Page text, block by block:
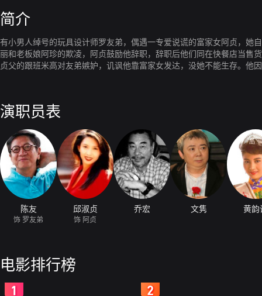
简介
有小男人绰号的玩具设计师罗友弟，偶遇一专爱说谎的富家女阿贞，她
丽和老板娘阿珍的欺凌，阿贞鼓励他辞职，辞职后他们同在快餐店当售
贞父的跟班米高对友弟嫉妒，讥讽他靠富家女发达，没她不能生存。
演职员表
陈友
饰 罗友弟
邱淑贞
饰 阿贞
乔宏 文隽 黄韵
电影排行榜